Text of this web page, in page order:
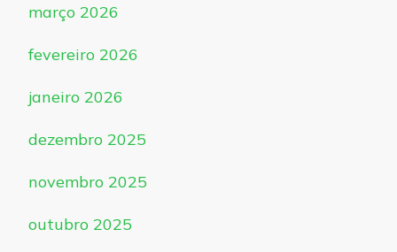
março 2026
fevereiro 2026
janeiro 2026
dezembro 2025
novembro 2025
outubro 2025